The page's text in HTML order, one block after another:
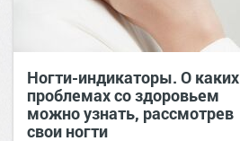
Ногти-индикаторы. О каких
проблемах со здоровьем
можно узнать, рассмотрев
свои ногти